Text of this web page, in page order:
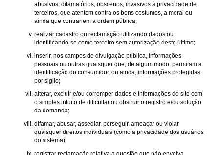
abusivos, difamatórios, obscenos, invasivos à privacidade de
terceiros, que atentem contra os bons costumes, a moral ou
ainda que contrariem a ordem pública;
realizar cadastro ou reclamação utilizando dados ou
identificando-se como terceiro sem autorização deste último;
inserir, nos campos de divulgação pública, informações
pessoais ou outras quaisquer que, de algum modo, permitam a
identificação do consumidor, ou ainda, informações protegidas
por sigilo;
alterar, excluir e/ou corromper dados e informações do site com
o simples intuito de dificultar ou obstruir o registro e/ou solução
da demanda;
difamar, abusar, assediar, perseguir, ameaçar ou violar
quaisquer direitos individuais (como a privacidade dos usuários
do sistema);
registrar reclamação relativa a questão que não envolva